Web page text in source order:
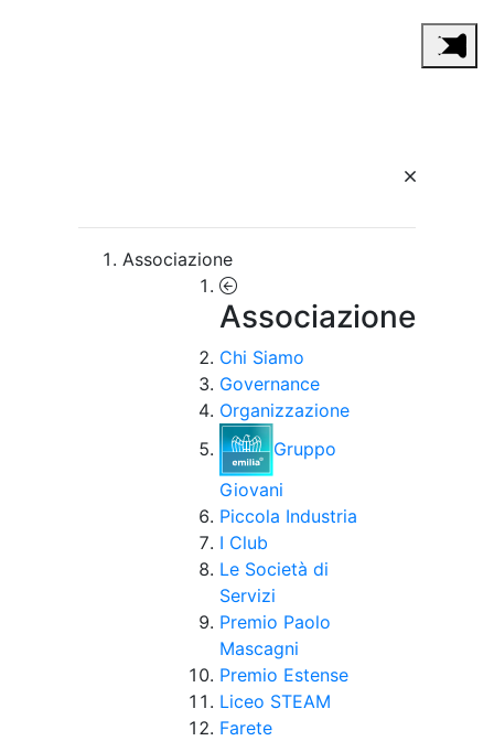
Associazione
Associazione
Chi Siamo
Governance
Organizzazione
Gruppo
Giovani
Piccola Industria
I Club
Le Società di
Servizi
Premio Paolo
Mascagni
Premio Estense
Liceo STEAM
Farete